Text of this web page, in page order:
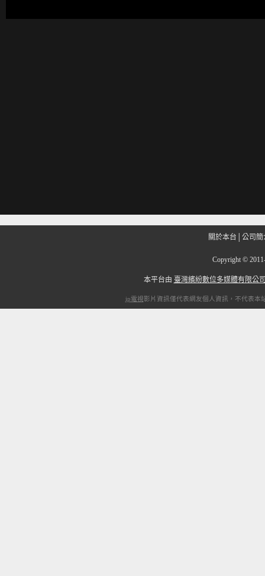
關於本台 公司簡
Copyright ©
本平台由 臺灣繽紛數位多媒體有限公
ip電視影片資訊僅代表網友個人資訊，不代表本